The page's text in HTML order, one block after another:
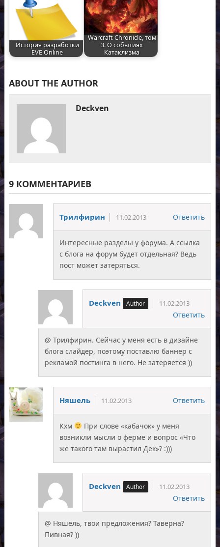
История разработки
EVE Online
Warcraft Chronicle, том
3. О событиях
Катаклизма
ABOUT THE AUTHOR
Deckven
9 КОММЕНТАРИЕВ
Трилфирин 11.02.2013 Ответить
Интересные разделы у форума. А ссылка
с блога на форум будет отдельная? Ведь
пост может затеряться.
Deckven 11.02.2013
Ответить
@ Трилфирин. Сейчас у меня есть в дизайне
блога слайдер, поэтому поставлю баннер с
рекламой постинга в него. Не затеряется ))
Няшель 11.02.2013 Ответить
Кхм
При слове «кабачок» у меня
возникли мысли о ферме и вопрос «Что
же такого там вырастил Дек»? :)))
Deckven 11.02.2013
Ответить
@ Няшель, твои предложения? Таверна?
Пивная? ))